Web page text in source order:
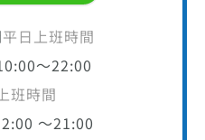
平日上班時間
～22:00
班時間
～21:00